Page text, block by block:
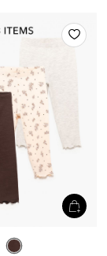
הוסף
למועדפים
חום